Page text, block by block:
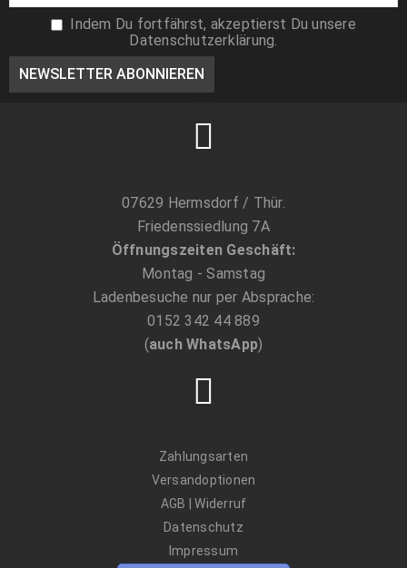
7,99 €
Turbanschnecke - Größe L-XL
Indem Du fortfährst, akzeptierst Du unsere
Datenschutzerklärung.
07629 Hermsdorf / Thür.
Friedenssiedlung 7A
Öffnungszeiten Geschäft:
Montag - Samstag
Ladenbesuche nur per Absprache:
0152 342 44 889
(auch WhatsApp)
Zahlungsarten
Versandoptionen
AGB |Widerruf
Datenschutz
Impressum